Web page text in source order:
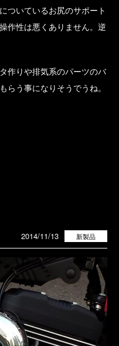
ついているお尻のサポート
作性は悪くありません。逆
作りや排気系のパーツのバ
らう事になりそうでうね。
新製品
2014/11/13